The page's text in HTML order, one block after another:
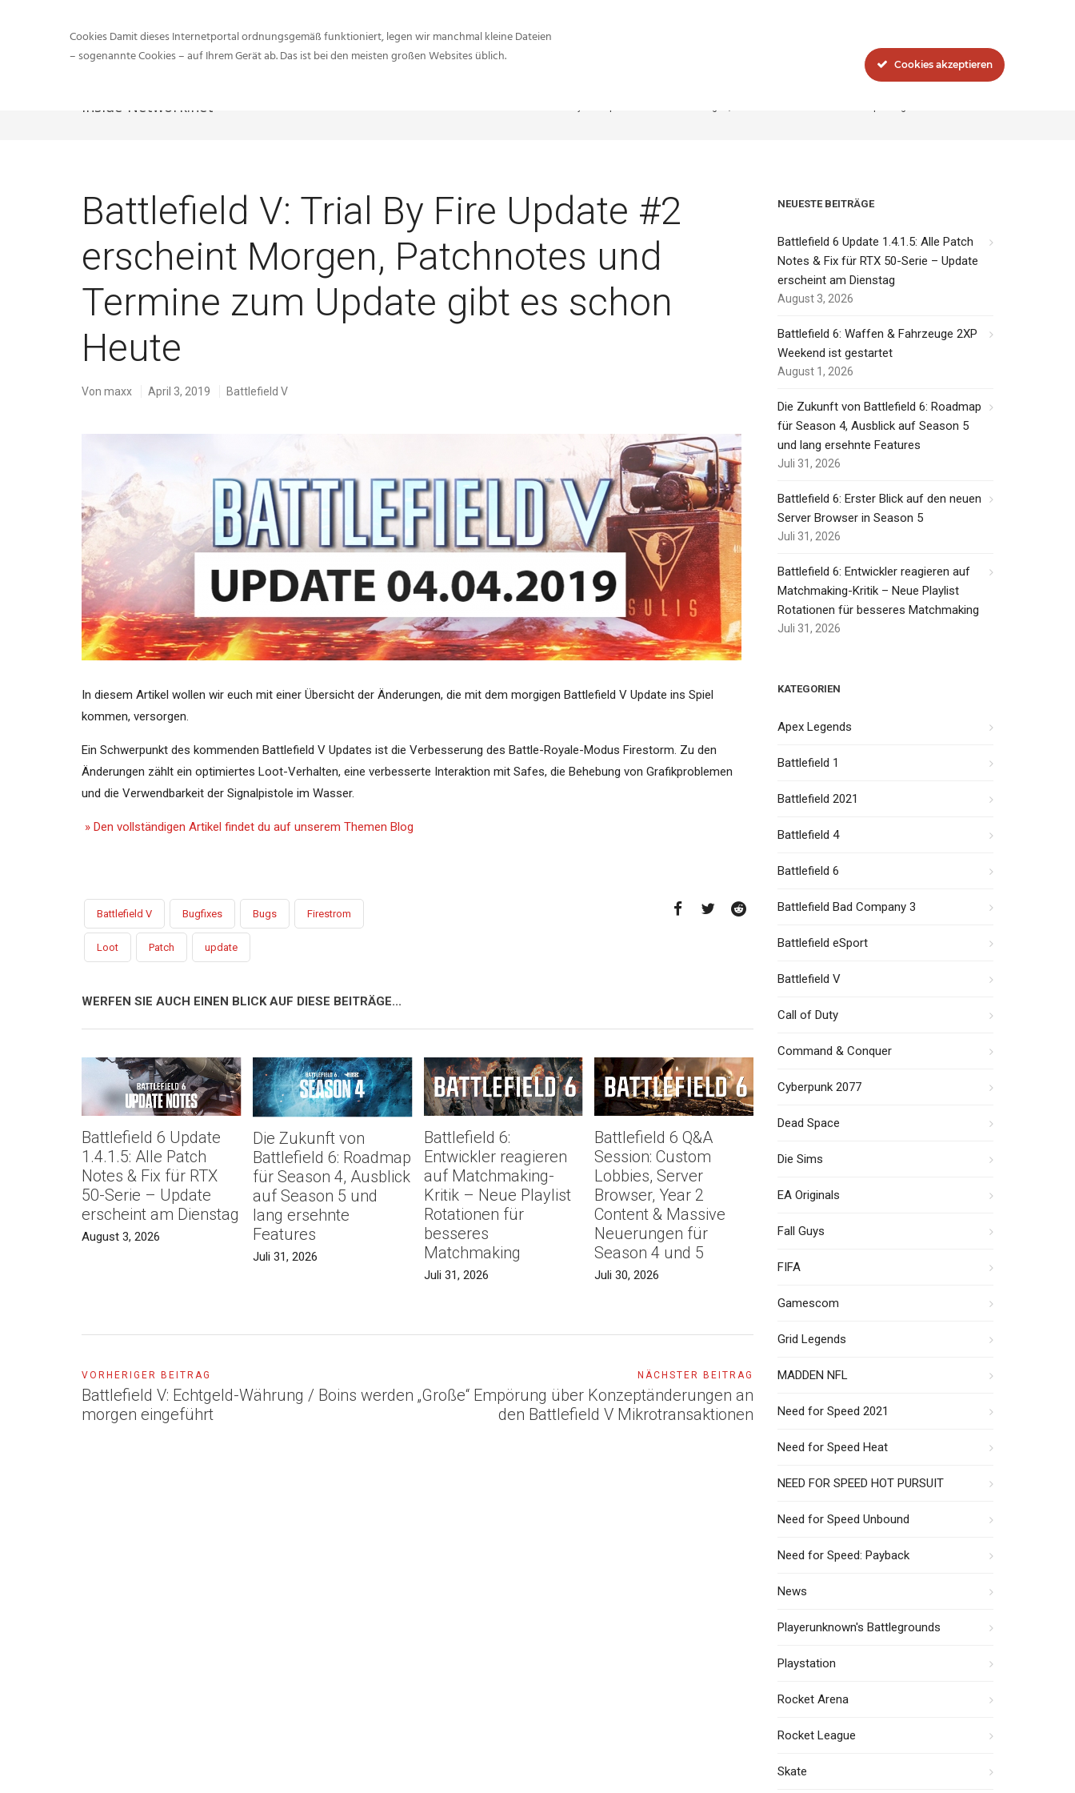
Inside-Network.net
Battlefield V: Trial By Fire Update #2
erscheint Morgen, Patchnotes und
Termine zum Update gibt es schon
Heute
Von maxx April 3, 2019 Battlefield V
In diesem Artikel wollen wir euch mit einer Übersicht der Änderungen, die mit dem morgigen Battlefield V Update ins Spiel
kommen, versorgen.
Ein Schwerpunkt des kommenden Battlefield V Updates ist die Verbesserung des Battle-Royale-Modus Firestorm. Zu den
Änderungen zählt ein optimiertes Loot-Verhalten, eine verbesserte Interaktion mit Safes, die Behebung von Grafikproblemen
und die Verwendbarkeit der Signalpistole im Wasser.
» Den vollständigen Artikel findet du auf unserem Themen Blog
Battlefield V Bugfixes Bugs Firestrom
Loot Patch update
WERFEN SIE AUCH EINEN BLICK AUF DIESE BEITRÄGE...
Battlefield 6 Update
1.4.1.5: Alle Patch
Notes & Fix für RTX
50-Serie – Update
erscheint am Dienstag
August 3, 2026
Die Zukunft von
Battlefield 6: Roadmap
für Season 4, Ausblick
auf Season 5 und
lang ersehnte
Features
Juli 31, 2026
Battlefield 6:
Entwickler reagieren
auf Matchmaking-
Kritik – Neue Playlist
Rotationen für
besseres
Matchmaking
Juli 31, 2026
Battlefield 6 Q&A
Session: Custom
Lobbies, Server
Browser, Year 2
Content & Massive
Neuerungen für
Season 4 und 5
Juli 30, 2026
VORHERIGER BEITRAG
Battlefield V: Echtgeld-Währung / Boins werden
morgen eingeführt
NÄCHSTER BEITRAG
„Große“ Empörung über Konzeptänderungen an
den Battlefield V Mikrotransaktionen
NEUESTE BEITRÄGE
Battlefield 6 Update 1.4.1.5: Alle Patch
Notes & Fix für RTX 50-Serie – Update
erscheint am Dienstag
August 3, 2026
Battlefield 6: Waffen & Fahrzeuge 2XP
Weekend ist gestartet
August 1, 2026
Die Zukunft von Battlefield 6: Roadmap
für Season 4, Ausblick auf Season 5
und lang ersehnte Features
Juli 31, 2026
Battlefield 6: Erster Blick auf den neuen
Server Browser in Season 5
Juli 31, 2026
Battlefield 6: Entwickler reagieren auf
Matchmaking-Kritik – Neue Playlist
Rotationen für besseres Matchmaking
Juli 31, 2026
KATEGORIEN
Apex Legends
Battlefield 1
Battlefield 2021
Battlefield 4
Battlefield 6
Battlefield Bad Company 3
Battlefield eSport
Battlefield V
Call of Duty
Command & Conquer
Cyberpunk 2077
Dead Space
Die Sims
EA Originals
Fall Guys
FIFA
Gamescom
Grid Legends
MADDEN NFL
Need for Speed 2021
Need for Speed Heat
NEED FOR SPEED HOT PURSUIT
Need for Speed Unbound
Need for Speed: Payback
News
Playerunknown's Battlegrounds
Playstation
Rocket Arena
Rocket League
Skate
Cookies Damit dieses Internetportal ordnungsgemäß funktioniert, legen wir manchmal kleine Dateien
– sogenannte Cookies – auf Ihrem Gerät ab. Das ist bei den meisten großen Websites üblich.
Cookies akzeptieren